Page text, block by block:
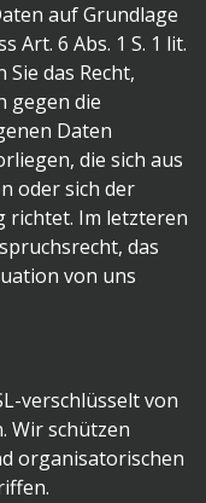
auf Grundlage
Art. 6 Abs. 1 S. 1 lit.
das Recht,
gegen die
Daten
die sich aus
oder sich der
richtet. Im letzteren
das
von uns
verschlüsselt von
Wir schützen
organisatorischen